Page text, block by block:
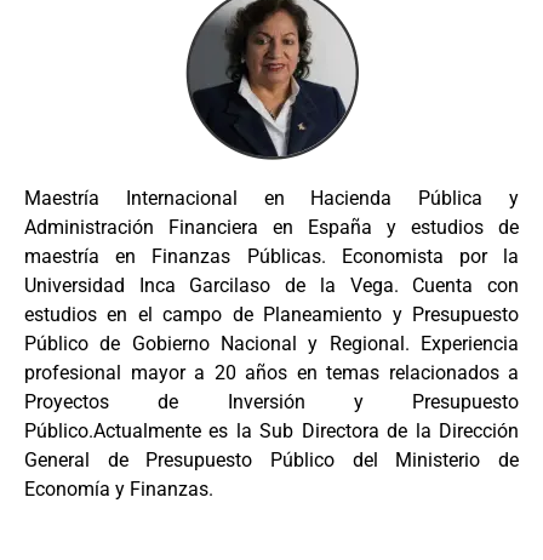
Maestría Internacional en Hacienda Pública y
Administración Financiera en España y estudios de
maestría en Finanzas Públicas. Economista por la
Universidad Inca Garcilaso de la Vega. Cuenta con
estudios en el campo de Planeamiento y Presupuesto
Público de Gobierno Nacional y Regional. Experiencia
profesional mayor a 20 años en temas relacionados a
Proyectos de Inversión y Presupuesto
Público.Actualmente es la Sub Directora de la Dirección
General de Presupuesto Público del Ministerio de
Economía y Finanzas.